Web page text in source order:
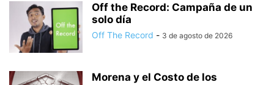
Off the Record: Campaña de un
solo día
Off The Record - 3 de agosto de 2026
Morena y el Costo de los